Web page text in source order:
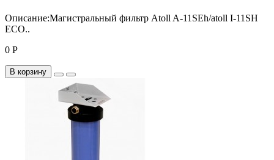
Описание:Магистральный фильтр Atoll A-11SEh/atoll I-11SH
ECO..
0 Р
В корзину